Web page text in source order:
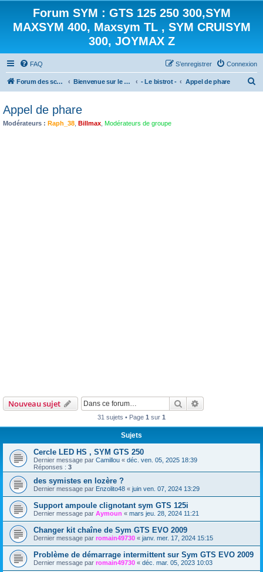
Forum SYM : GTS 125 250 300,SYM
MAXSYM 400, Maxsym TL , SYM CRUISYM
300, JOYMAX Z
FAQ Connexion
S’enregistrer
Forum des scooters SYM - GTS -MAXSYM - CRUISYM - JOYMAX - Maxsym TL Bienvenue sur le forum des scooters de la gamme SYM - Le bistrot - Appel de phare
Appel de phare
Modérateurs : Raph_38 Billmax Modérateurs de groupe
Nouveau sujet Rechercher
31 sujets • Page 1 sur 1
Sujets
Cercle LED HS , SYM GTS 250
Dernier message par Camillou « déc. ven. 05, 2025 18:39
Réponses : 3
des symistes en lozère ?
Dernier message par Enzolito48 « juin ven. 07, 2024 13:29
Support ampoule clignotant sym GTS 125i
Dernier message par Aymoun « mars jeu. 28, 2024 11:21
Changer kit chaîne de Sym GTS EVO 2009
Dernier message par romain49730 « janv. mer. 17, 2024 15:15
Problème de démarrage intermittent sur Sym GTS EVO 2009
Dernier message par romain49730 « déc. mar. 05, 2023 10:03